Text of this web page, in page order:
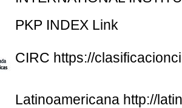
PKP INDEX Link
CIRC https://
Latinoamericana http://